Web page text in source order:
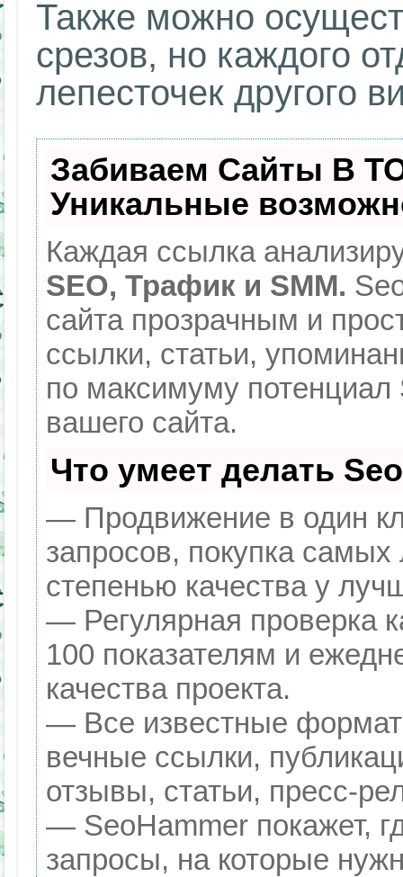
Также можно
срезов, но каждого
лепесточек другого
Забиваем Сайты В
Уникальные
Каждая ссылка
SEO, Трафик и SMM.
сайта прозрачным и
ссылки, статьи,
по максимуму
вашего сайта.
Что умеет делать
— Продвижение в один
запросов, покупка
степенью качества у
— Регулярная проверка
100 показателям и
качества проекта.
— Все известные
вечные ссылки,
отзывы, статьи, пресс-
— SeoHammer покажет,
запросы, на которые